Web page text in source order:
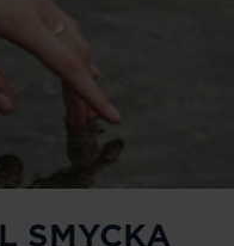
SMYCKA